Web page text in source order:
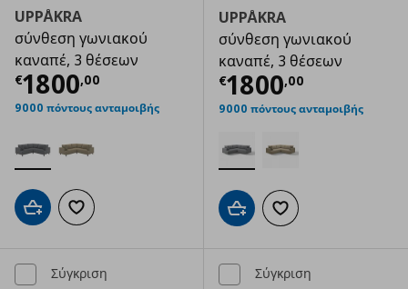
UPPÅKRA
σύνθεση γωνιακού
καναπέ, 3 θέσεων
€1800,00
Τρέχουσα τιμή € 1800,00
9000 πόντους ανταμοιβής
Προσθήκη στο καλάθι
Προσθήκη στα αγαπημένα
UPPÅKRA
σύνθεση γωνιακού
καναπέ, 3 θέσεων
€1800,00
Τρέχουσα
9000 πόντους ανταμοιβής
Προσθήκη στο καλάθι
Προσθήκη στα
Σύγκριση Σύγκριση